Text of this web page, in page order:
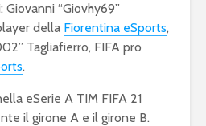
“Giovhy69”
della Fiorentina eSports,
Tagliafierro, FIFA pro
.
eSerie A TIM FIFA 21
il girone A e il girone B.